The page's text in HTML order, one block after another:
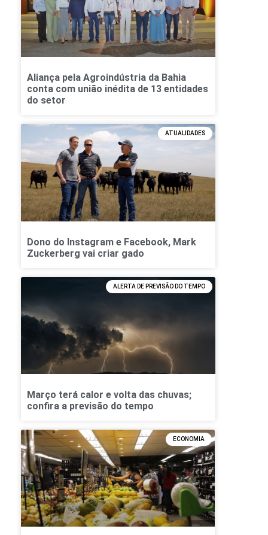
Aliança pela Agroindústria da Bahia
conta com união inédita de 13 entidades
do setor
ATUALIDADES
Dono do Instagram e Facebook, Mark
Zuckerberg vai criar gado
ALERTA DE PREVISÃO DO TEMPO
Março terá calor e volta das chuvas;
confira a previsão do tempo
ECONOMIA